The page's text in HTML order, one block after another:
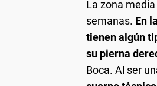
La zona
semanas. En
tienen algún
su pierna
Boca. Al ser